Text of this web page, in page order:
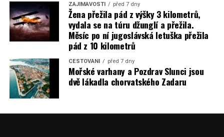
ZAJÍMAVOSTI před 7 dny
Žena přežila pád z výšky 3 kilometrů,
vydala se na túru džunglí a přežila.
Měsíc po ní jugoslávská letuška přežila
pád z 10 kilometrů
CESTOVÁNÍ před 7 dny
Mořské varhany a Pozdrav Slunci jsou
dvě lákadla chorvatského Zadaru